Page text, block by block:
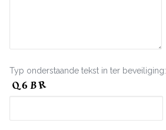
Typ onderstaande tekst in ter beveiliging: